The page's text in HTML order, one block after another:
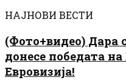
НАЈНОВИ ВЕСТИ
(Фото+видео) Дара
донесе победата
Евровизија!